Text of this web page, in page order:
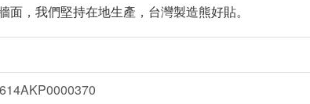
，我們堅持在地生產，台灣製造熊好貼。